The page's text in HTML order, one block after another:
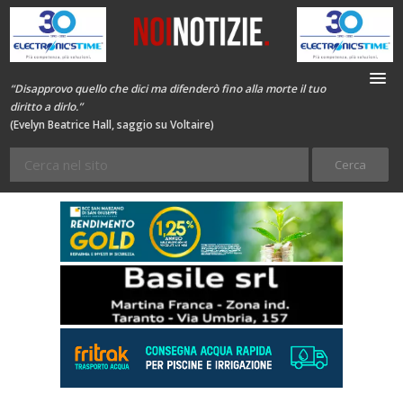
“Disapprovo quello che dici ma difenderò fino alla morte il tuo
diritto a dirlo.”
(Evelyn Beatrice Hall, saggio su Voltaire)